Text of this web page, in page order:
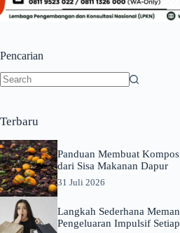
Pencarian
Terbaru
Panduan Membuat
dari Sisa Makanan Dapur
31 Juli 2026
Langkah Sederhana
Pengeluaran Impulsif